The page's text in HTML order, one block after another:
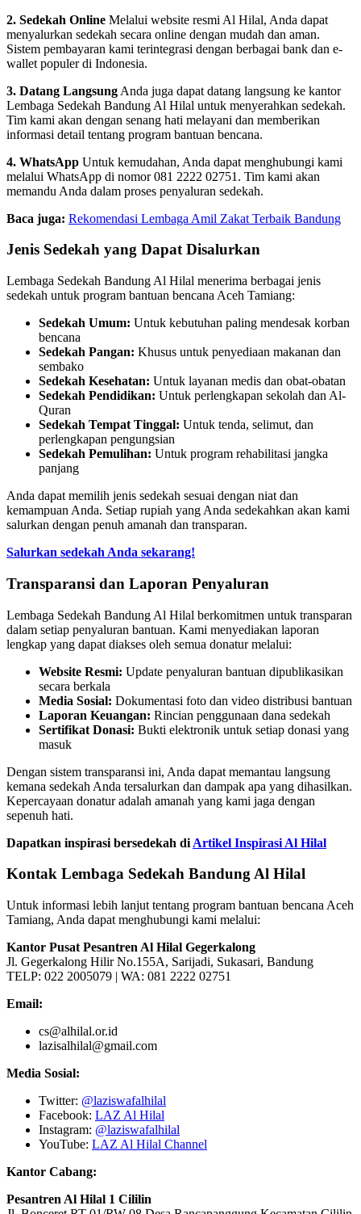
2. Sedekah Online Melalui website resmi Al Hilal, Anda dapat
menyalurkan sedekah secara online dengan mudah dan aman.
Sistem pembayaran kami terintegrasi dengan berbagai bank dan e-
wallet populer di Indonesia.
3. Datang Langsung Anda juga dapat datang langsung ke kantor
Lembaga Sedekah Bandung Al Hilal untuk menyerahkan sedekah.
Tim kami akan dengan senang hati melayani dan memberikan
informasi detail tentang program bantuan bencana.
4. WhatsApp Untuk kemudahan, Anda dapat menghubungi kami
melalui WhatsApp di nomor 081 2222 02751. Tim kami akan
memandu Anda dalam proses penyaluran sedekah.
Baca juga: Rekomendasi Lembaga Amil Zakat Terbaik Bandung
Jenis Sedekah yang Dapat Disalurkan
Lembaga Sedekah Bandung Al Hilal menerima berbagai jenis
sedekah untuk program bantuan bencana Aceh Tamiang:
Sedekah Umum: Untuk kebutuhan paling mendesak korban
bencana
Sedekah Pangan: Khusus untuk penyediaan makanan dan
sembako
Sedekah Kesehatan: Untuk layanan medis dan obat-obatan
Sedekah Pendidikan: Untuk perlengkapan sekolah dan Al-
Quran
Sedekah Tempat Tinggal: Untuk tenda, selimut, dan
perlengkapan pengungsian
Sedekah Pemulihan: Untuk program rehabilitasi jangka
panjang
Anda dapat memilih jenis sedekah sesuai dengan niat dan
kemampuan Anda. Setiap rupiah yang Anda sedekahkan akan kami
salurkan dengan penuh amanah dan transparan.
Salurkan sedekah Anda sekarang!
Transparansi dan Laporan Penyaluran
Lembaga Sedekah Bandung Al Hilal berkomitmen untuk transparan
dalam setiap penyaluran bantuan. Kami menyediakan laporan
lengkap yang dapat diakses oleh semua donatur melalui:
Website Resmi: Update penyaluran bantuan dipublikasikan
secara berkala
Media Sosial: Dokumentasi foto dan video distribusi bantuan
Laporan Keuangan: Rincian penggunaan dana sedekah
Sertifikat Donasi: Bukti elektronik untuk setiap donasi yang
masuk
Dengan sistem transparansi ini, Anda dapat memantau langsung
kemana sedekah Anda tersalurkan dan dampak apa yang dihasilkan.
Kepercayaan donatur adalah amanah yang kami jaga dengan
sepenuh hati.
Dapatkan inspirasi bersedekah di Artikel Inspirasi Al Hilal
Kontak Lembaga Sedekah Bandung Al Hilal
Untuk informasi lebih lanjut tentang program bantuan bencana Aceh
Tamiang, Anda dapat menghubungi kami melalui:
Kantor Pusat Pesantren Al Hilal Gegerkalong
Jl. Gegerkalong Hilir No.155A, Sarijadi, Sukasari, Bandung
TELP: 022 2005079 | WA: 081 2222 02751
Email:
cs@alhilal.or.id
lazisalhilal@gmail.com
Media Sosial:
Twitter: @laziswafalhilal
Facebook: LAZ Al Hilal
Instagram: @laziswafalhilal
YouTube: LAZ Al Hilal Channel
Kantor Cabang:
Pesantren Al Hilal 1 Cililin